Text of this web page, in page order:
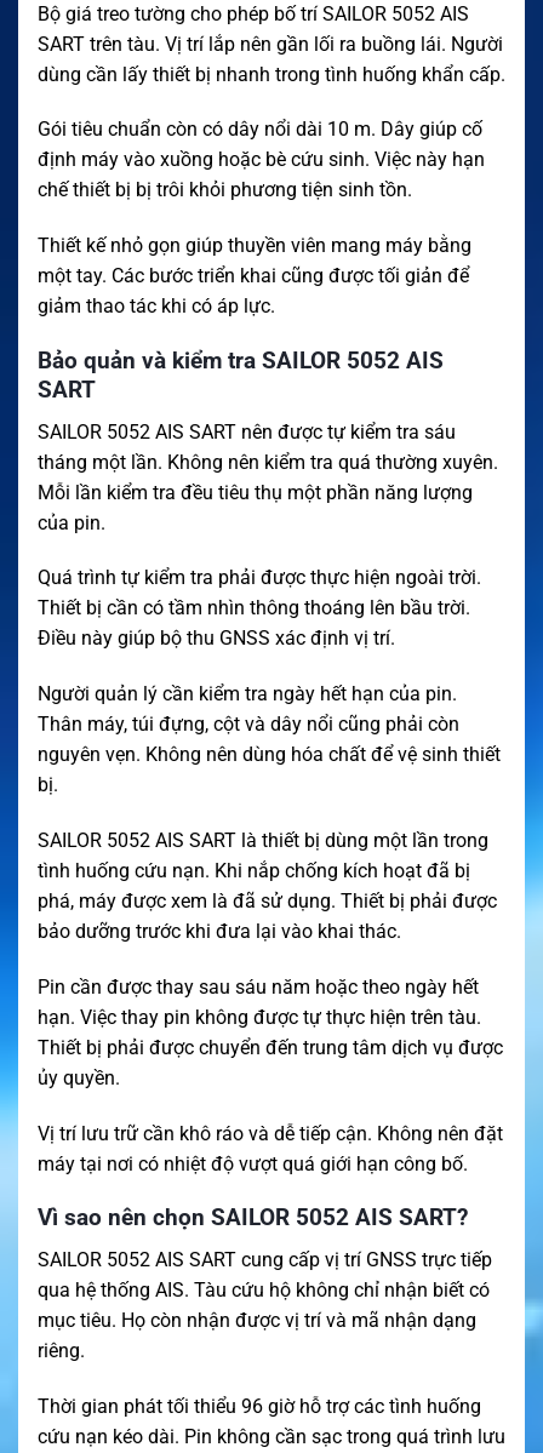
Bộ giá treo tường cho phép bố trí SAILOR 5052 AIS
SART trên tàu. Vị trí lắp nên gần lối ra buồng lái. Người
dùng cần lấy thiết bị nhanh trong tình huống khẩn cấp.
Gói tiêu chuẩn còn có dây nổi dài 10 m. Dây giúp cố
định máy vào xuồng hoặc bè cứu sinh. Việc này hạn
chế thiết bị bị trôi khỏi phương tiện sinh tồn.
Thiết kế nhỏ gọn giúp thuyền viên mang máy bằng
một tay. Các bước triển khai cũng được tối giản để
giảm thao tác khi có áp lực.
Bảo quản và kiểm tra SAILOR 5052 AIS
SART
SAILOR 5052 AIS SART nên được tự kiểm tra sáu
tháng một lần. Không nên kiểm tra quá thường xuyên.
Mỗi lần kiểm tra đều tiêu thụ một phần năng lượng
của pin.
Quá trình tự kiểm tra phải được thực hiện ngoài trời.
Thiết bị cần có tầm nhìn thông thoáng lên bầu trời.
Điều này giúp bộ thu GNSS xác định vị trí.
Người quản lý cần kiểm tra ngày hết hạn của pin.
Thân máy, túi đựng, cột và dây nổi cũng phải còn
nguyên vẹn. Không nên dùng hóa chất để vệ sinh thiết
bị.
SAILOR 5052 AIS SART là thiết bị dùng một lần trong
tình huống cứu nạn. Khi nắp chống kích hoạt đã bị
phá, máy được xem là đã sử dụng. Thiết bị phải được
bảo dưỡng trước khi đưa lại vào khai thác.
Pin cần được thay sau sáu năm hoặc theo ngày hết
hạn. Việc thay pin không được tự thực hiện trên tàu.
Thiết bị phải được chuyển đến trung tâm dịch vụ được
ủy quyền.
Vị trí lưu trữ cần khô ráo và dễ tiếp cận. Không nên đặt
máy tại nơi có nhiệt độ vượt quá giới hạn công bố.
Vì sao nên chọn SAILOR 5052 AIS SART?
SAILOR 5052 AIS SART cung cấp vị trí GNSS trực tiếp
qua hệ thống AIS. Tàu cứu hộ không chỉ nhận biết có
mục tiêu. Họ còn nhận được vị trí và mã nhận dạng
riêng.
Thời gian phát tối thiểu 96 giờ hỗ trợ các tình huống
cứu nạn kéo dài. Pin không cần sạc trong quá trình lưu